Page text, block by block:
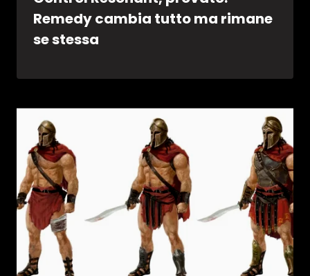
Remedy cambia tutto ma rimane
se stessa